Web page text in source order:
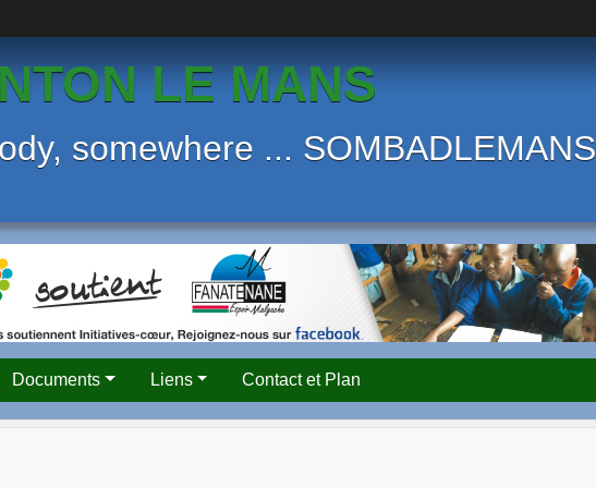
LE MANS
somewhere ... SOMBADLEMANS
Documents Liens Contact et Plan